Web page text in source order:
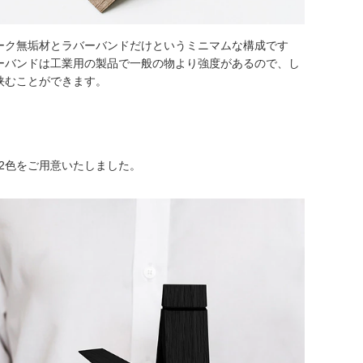
ク無垢材とラバーバンドだけというミニマムな構成です
バンドは工業用の製品で一般の物より強度があるので、し
ことができます。
をご用意いたしました。